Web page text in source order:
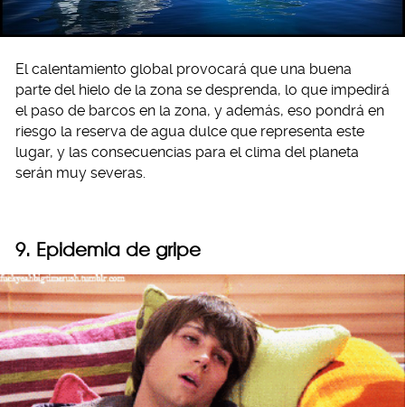
El calentamiento global provocará que una buena
parte del hielo de la zona se desprenda, lo que impedirá
el paso de barcos en la zona, y además, eso pondrá en
riesgo la reserva de agua dulce que representa este
lugar, y las consecuencias para el clima del planeta
serán muy severas.
9. Epidemia de gripe